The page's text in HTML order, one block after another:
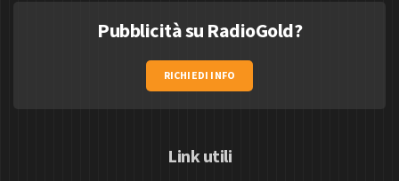
Pubblicità su RadioGold?
RICHIEDI INFO
Link utili